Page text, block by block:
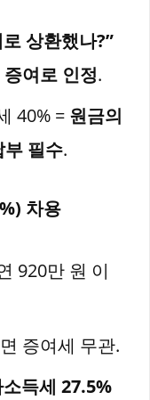
상환했나?”
증여로 인정.
40% = 원금의
부 필수.
차용
920만 원 이
증여세 무관.
득세 27.5%